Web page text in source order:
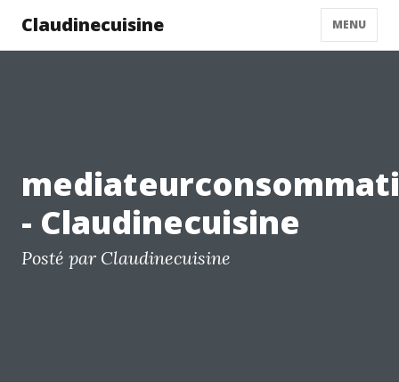
Claudinecuisine MENU
- Claudinecuisine
Posté par Claudinecuisine